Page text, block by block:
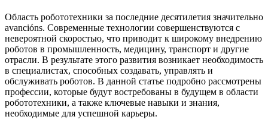
Область робототехники за последние десятилетия значительно
avancións. Современные технологии совершенствуются с
невероятной скоростью, что приводит к широкому внедрению
роботов в промышленность, медицину, транспорт и другие
отрасли. В результате этого развития возникает необходимость
в специалистах, способных создавать, управлять и
обслуживать роботов. В данной статье подробно рассмотрены
профессии, которые будут востребованы в будущем в области
робототехники, а также ключевые навыки и знания,
необходимые для успешной карьеры.